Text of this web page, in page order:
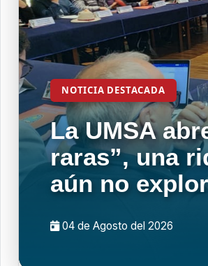
NOTICIA DESTACADA
La UMSA
raras”, una
aún no
04 de Agosto del 2026